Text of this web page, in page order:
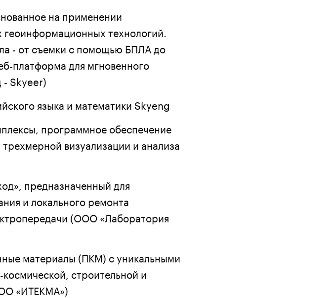
на применении
технологий.
- от съемки с помощью БПЛА до
платформа для мгновенного
- Skyeer)
языка и математики Skyeng
программное обеспечение
визуализации и анализа
предназначенный для
и локального ремонта
(ООО «Лаборатория
материалы (ПКМ) с уникальными
строительной и
«ИТЕКМА»)